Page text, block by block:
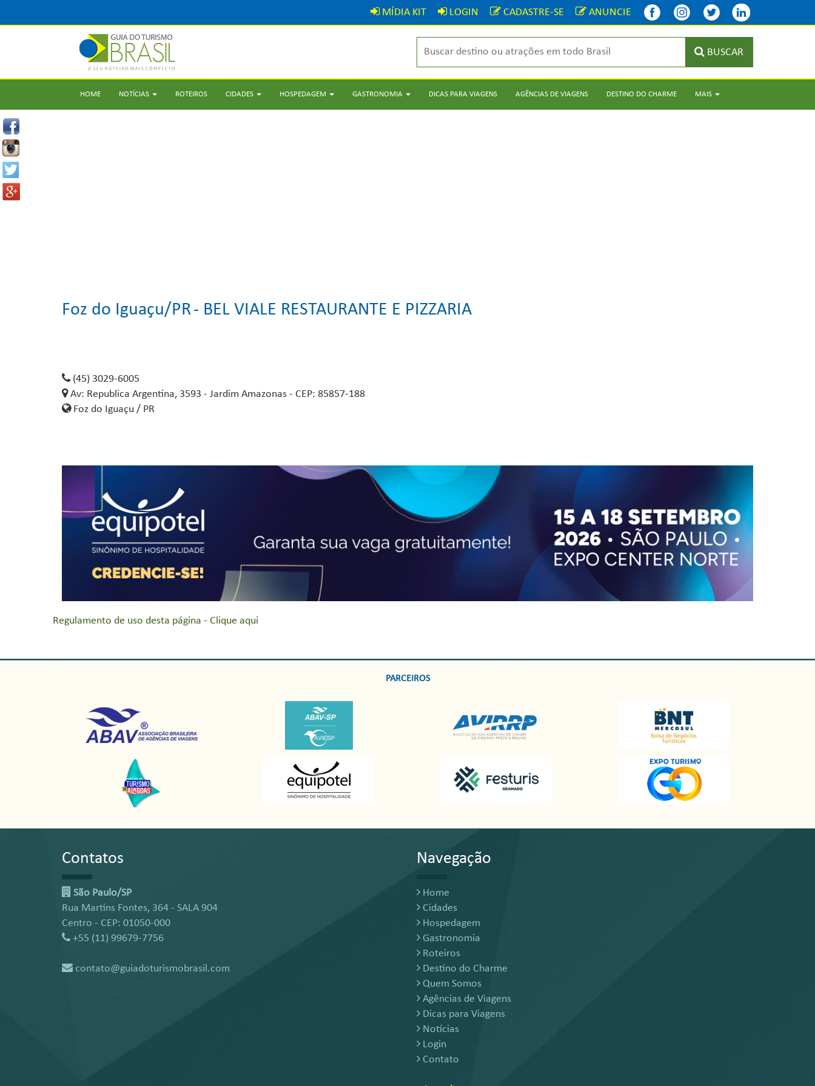
MÍDIA KIT LOGIN CADASTRE-SE ANUNCIE
BUSCAR
HOME NOTÍCIAS ROTEIROS CIDADES HOSPEDAGEM GASTRONOMIA DICAS PARA VIAGENS AGÊNCIAS DE VIAGENS DESTINO DO CHARME MAIS
Foz do Iguaçu/PR- BEL VIALE RESTAURANTE E PIZZARIA
(45) 3029-6005
Av: Republica Argentina, 3593 - Jardim Amazonas - CEP: 85857-188
Foz do Iguaçu / PR
Regulamento de uso desta página - Clique aqui
PARCEIROS
Contatos
São Paulo/SP
Rua Martins Fontes, 364 - SALA 904
Centro - CEP: 01050-000
+55 (11) 99679-7756
contato@guiadoturismobrasil.com
Navegação
Home
Cidades
Hospedagem
Gastronomia
Roteiros
Destino do Charme
Quem Somos
Agências de Viagens
Dicas para Viagens
Notícias
Login
Contato